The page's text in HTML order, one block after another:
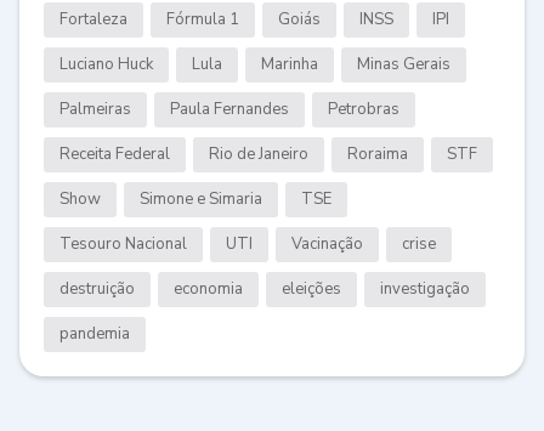
Fortaleza Fórmula 1 Goiás INSS IPI
Luciano Huck Lula Marinha Minas Gerais
Palmeiras Paula Fernandes Petrobras
Receita Federal Rio de Janeiro Roraima STF
Show Simone e Simaria TSE
Tesouro Nacional UTI Vacinação crise
destruição economia eleições investigação
pandemia